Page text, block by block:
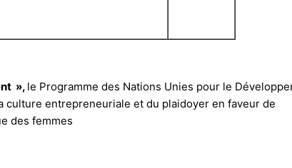
», le Programme des Nations Unies pour le
culture entrepreneuriale et du plaidoyer en faveur de
des femmes